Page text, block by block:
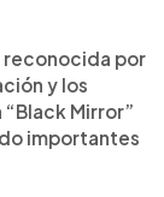
reconocida por
y los
Mirror”
importantes